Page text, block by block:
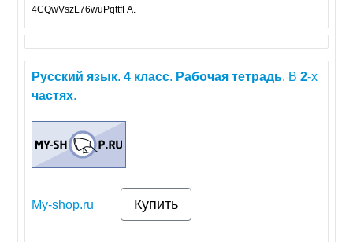
4CQwVszL76wuPqttfFA.
Русский язык.4 класс. Рабочая тетрадь. В2-х
частях.
My-shop.ru Купить